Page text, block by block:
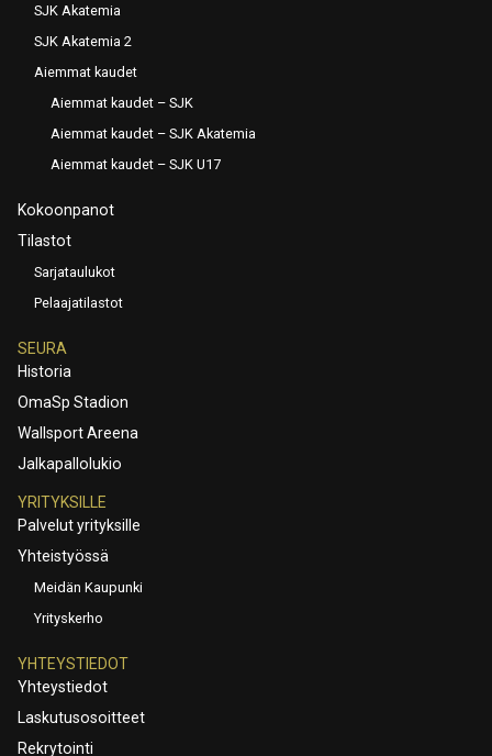
SJK Akatemia
SJK Akatemia 2
Aiemmat kaudet
Aiemmat kaudet – SJK
Aiemmat kaudet – SJK Akatemia
Aiemmat kaudet – SJK U17
Kokoonpanot
Tilastot
Sarjataulukot
Pelaajatilastot
SEURA
Historia
OmaSp Stadion
Wallsport Areena
Jalkapallolukio
YRITYKSILLE
Palvelut yrityksille
Yhteistyössä
Meidän Kaupunki
Yrityskerho
YHTEYSTIEDOT
Yhteystiedot
Laskutusosoitteet
Rekrytointi